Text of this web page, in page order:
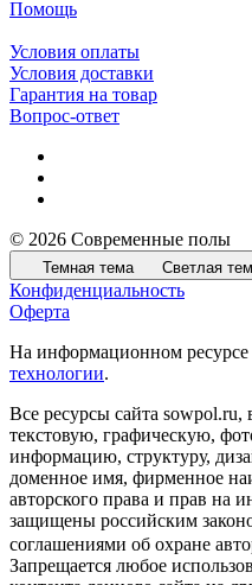
Помощь
Условия оплаты
Условия доставки
Гарантия на товар
Вопрос-ответ
© 2026 Современные полы
Темная тема Светлая
Конфиденциальность
Оферта
На информационном
технологии.
Все ресурсы сайта sowpol.ru,
текстовую, графическую,
информацию, структуру,
доменное имя, фирменное
авторского права и прав на
защищены российским
соглашениями об охране
Запрещается любое